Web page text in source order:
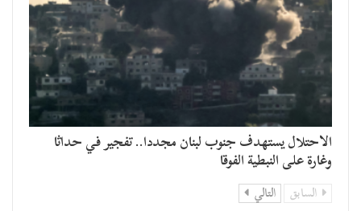
الاحتلال يستهدف جنوب لبنان مجددا.. تفجير في حداثا
وغارة على النبطية الفوقا
السابق التالي